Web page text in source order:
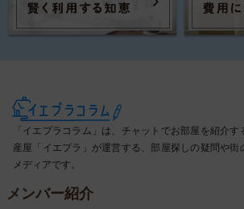
「イエプラコラム」は、チャットでお部屋を紹介
産屋「イエプラ」が運営する、部屋探しの疑問や街
メディアです。
メンバー紹介